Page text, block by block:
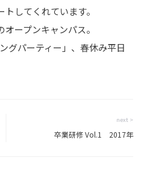
してくれています。
ープンキャンパス。
グパーティー」、春休み平日
next >
卒業研修 Vol.1 2017年